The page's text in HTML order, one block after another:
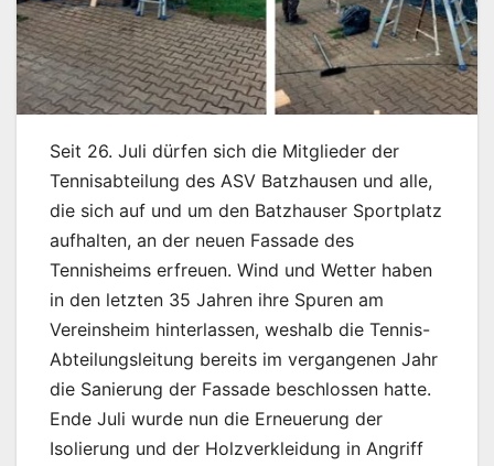
Seit 26. Juli dürfen sich die Mitglieder der
Tennisabteilung des ASV Batzhausen und alle,
die sich auf und um den Batzhauser Sportplatz
aufhalten, an der neuen Fassade des
Tennisheims erfreuen. Wind und Wetter haben
in den letzten 35 Jahren ihre Spuren am
Vereinsheim hinterlassen, weshalb die Tennis-
Abteilungsleitung bereits im vergangenen Jahr
die Sanierung der Fassade beschlossen hatte.
Ende Juli wurde nun die Erneuerung der
Isolierung und der Holzverkleidung in Angriff